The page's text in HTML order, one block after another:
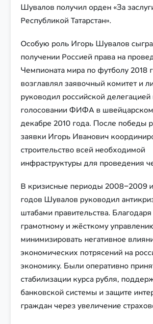
Шувалов получил орден «За
Республикой Татарстан».
Особую роль Игорь Шувалов
получении Россией права на
Чемпионата мира по футболу 2018
возглавлял заявочный комитет и
руководил российской делегацией
голосовании ФИФА в
декабре 2010 года. После победы
заявки Игорь Иванович
строительство всей необходимой
инфраструктуры для проведения
В кризисные периоды 2008–2009
годов Шувалов руководил
штабами правительства. Благодаря
грамотному и жёсткому
минимизировать негативное
экономических потрясений на
экономику. Были оперативно
стабилизации курса рубля,
банковской системы и защите
граждан через увеличение